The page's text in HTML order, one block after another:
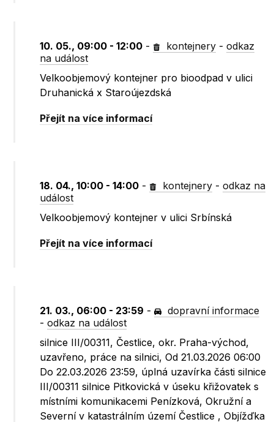
10. 05., 09:00 - 12:00 - kontejnery -odkaz
na událost
Velkoobjemový kontejner pro bioodpad v ulici
Druhanická x Staroújezdská
Přejít na více informací
18. 04., 10:00 - 14:00 - kontejnery -odkaz na
událost
Velkoobjemový kontejner v ulici Srbínská
Přejít na více informací
21. 03., 06:00 - 23:59 -
dopravní informace
-odkaz na událost
silnice III/00311, Čestlice, okr. Praha-východ,
uzavřeno, práce na silnici, Od 21.03.2026 06:00
Do 22.03.2026 23:59, úplná uzavírka části silnice
III/00311 silnice Pitkovická v úseku křižovatek s
místními komunikacemi Penízková, Okružní a
Severní v katastrálním území Čestlice , Objížďka